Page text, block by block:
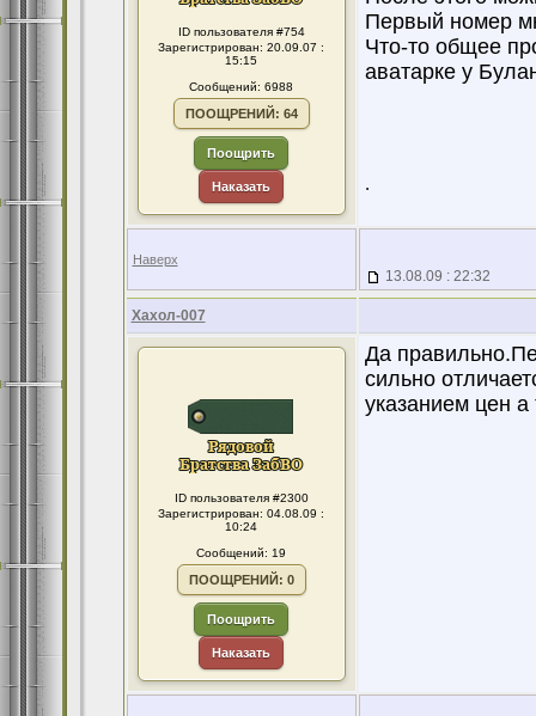
ID пользователя #754
Зарегистрирован: 20.09.07 :
15:15
Сообщений: 6988
ПООЩРЕНИЙ: 64
Поощрить
Наказать
Первый номер
Что-то общее
аватарке у
.
Наверх
13.08.09 : 22:32
Хахол-007
ID пользователя #2300
Зарегистрирован: 04.08.09 :
10:24
Сообщений: 19
ПООЩРЕНИЙ: 0
Поощрить
Наказать
Да
сильно
указанием цен